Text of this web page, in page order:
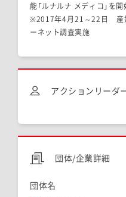
能「ルナルナ メディコ」を開
※2017年4月21～22日 産
ーネット調査実施
アクションリーダ
団体/企業詳細
団体名